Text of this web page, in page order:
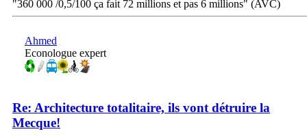
"360 000 /0,5/100 ça fait 72 millions et pas 6 millions" (AVC)
Ahmed
Econologue expert
Re: Architecture totalitaire, ils vont détruire la
Mecque!